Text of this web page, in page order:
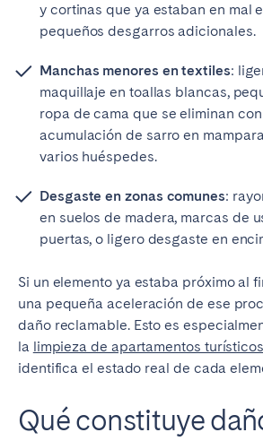
y cortinas que ya estaban en mal
pequeños desgarros adicionales.
Manchas menores en textiles:
maquillaje en toallas blancas,
ropa de cama que se eliminan
acumulación de sarro en
varios huéspedes.
Desgaste en zonas comunes:
en suelos de madera, marcas de
puertas, o ligero desgaste en
Si un elemento ya estaba próximo al
una pequeña aceleración de ese
daño reclamable. Esto es
la limpieza de apartamentos turísticos
identifica el estado real de cada
Qué constituye